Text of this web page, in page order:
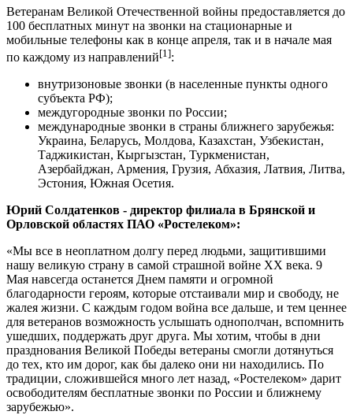
Ветеранам Великой Отечественной войны предоставляется до
100 бесплатных минут на звонки на стационарные и
мобильные телефоны как в конце апреля, так и в начале мая
по каждому из направлений[1]:
внутризоновые звонки (в населенные пункты одного
субъекта РФ);
междугородные звонки по России;
международные звонки в страны ближнего зарубежья:
Украина, Беларусь, Молдова, Казахстан, Узбекистан,
Таджикистан, Кыргызстан, Туркменистан,
Азербайджан, Армения, Грузия, Абхазия, Латвия, Литва,
Эстония, Южная Осетия.
Юрий Солдатенков - директор филиала в Брянской и
Орловской областях ПАО «Ростелеком»:
«Мы все в неоплатном долгу перед людьми, защитившими
нашу великую страну в самой страшной войне ХХ века. 9
Мая навсегда останется Днем памяти и огромной
благодарности героям, которые отстаивали мир и свободу, не
жалея жизни. С каждым годом война все дальше, и тем ценнее
для ветеранов возможность услышать однополчан, вспомнить
ушедших, поддержать друг друга. Мы хотим, чтобы в дни
празднования Великой Победы ветераны смогли дотянуться
до тех, кто им дорог, как бы далеко они ни находились. По
традиции, сложившейся много лет назад, «Ростелеком» дарит
освободителям бесплатные звонки по России и ближнему
зарубежью».